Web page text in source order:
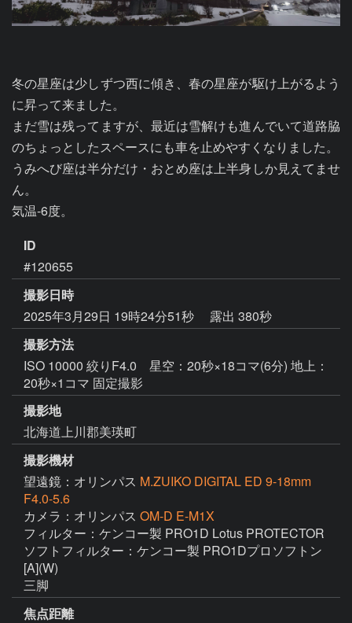
冬の星座は少しずつ西に傾き、春の星座が駆け上がるよう
に昇って来ました。
まだ雪は残ってますが、最近は雪解けも進んでいて道路脇
のちょっとしたスペースにも車を止めやすくなりました。
うみへび座は半分だけ・おとめ座は上半身しか見えてませ
ん。
気温-6度。
ID
#120655
撮影日時
2025年3月29日 19時24分51秒
露出 380秒
撮影方法
ISO 10000 絞りF4.0 星空：20秒×18コマ(6分) 地上：
20秒×1コマ 固定撮影
撮影地
北海道上川郡美瑛町
撮影機材
望遠鏡：オリンパス M.ZUIKO DIGITAL ED 9-18mm
F4.0-5.6
カメラ：オリンパス OM-D E-M1X
フィルター：ケンコー製 PRO1D Lotus PROTECTOR
ソフトフィルター：ケンコー製 PRO1Dプロソフトン
[A](W)
焦点距離